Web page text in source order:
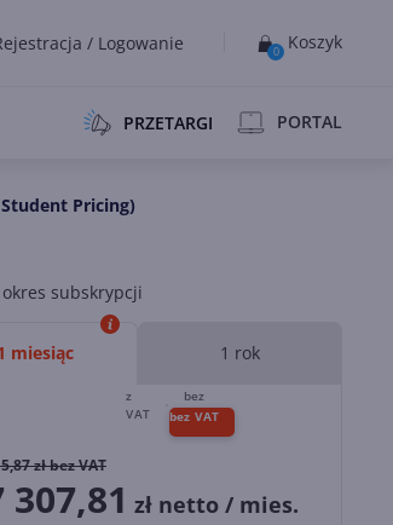
/ Logowanie 0 Koszyk
PRZETARGI PORTAL
Pricing)
subskrypcji
miesiąc 1 rok
zł bez VAT
307,81 zł netto / mies.